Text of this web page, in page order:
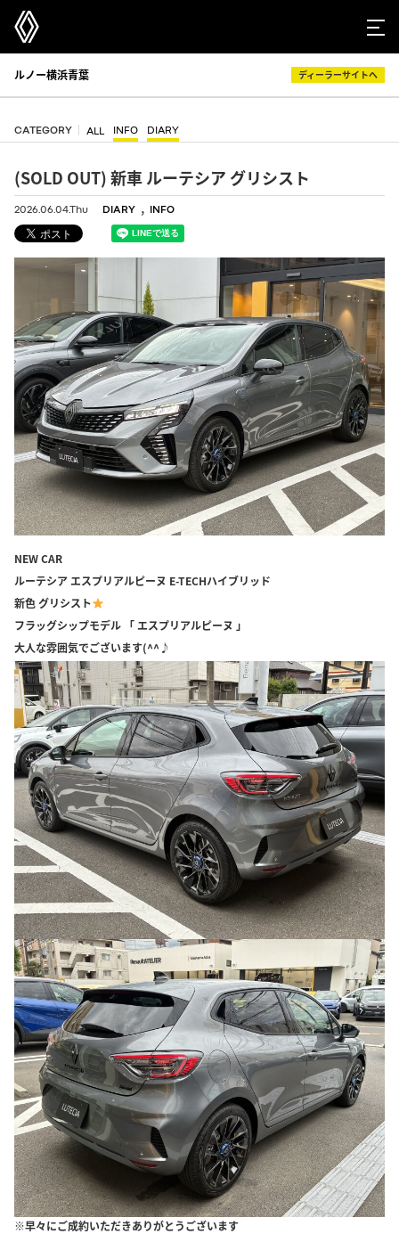
ルノー横浜青葉 ディーラーサイトへ
CATEGORY ALL INFO DIARY
(SOLD OUT) 新車 ルーテシア グリシスト
2026.06.04.Thu DIARY , INFO
NEW CAR
ルーテシア エスプリアルピーヌ E-TECHハイブリッド
新色 グリシスト
フラッグシップモデル 「 エスプリアルピーヌ 」
大人な雰囲気でございます(^^♪
※早々にご成約いただきありがとうございます